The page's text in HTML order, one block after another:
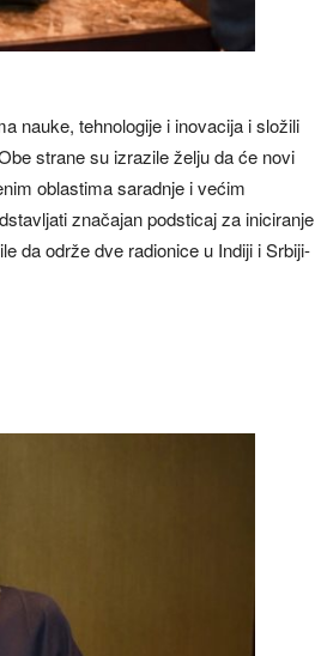
nauke, tehnologije i inovacija i složili
strane su izrazile želju da će novi
oblastima saradnje i većim
značajan podsticaj za iniciranje
da održe dve radionice u Indiji i Srbiji-